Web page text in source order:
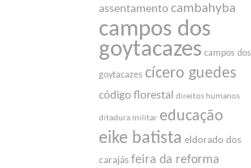
assentamento cambahyba
campos dos
goytacazes campos dos
goytacazes cícero guedes
código florestal direitos humanos
ditadura militar educação
eike batista eldorado dos
carajás feira da reforma